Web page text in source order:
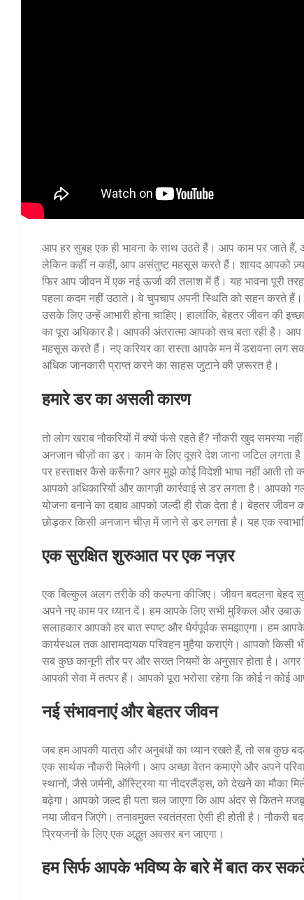
आप हर सुबह एक ही भावना के साथ उठते हैं। आप काम पर जाते
लेकिन कहीं न कहीं, आप असंतुष्ट महसूस करते हैं। शायद आपको
फिर आप जीवन में एक नई ऊर्जा की तलाश में हैं। यह भावना पूरी
पहला कदम नहीं उठाते। वे चुपचाप अपनी स्थिति को सहन करते
उसके लिए उन्हें आभारी होना चाहिए। हालांकि, बेहतर जीवन की
का पूरा अधिकार है। आपकी अंतरात्मा आपको सच बता रही है।
महसूस करते हैं। नए करियर का रास्ता आपके मन में डरावना लग
अधिक जानकारी प्राप्त करने का साहस जुटाने की ज़रूरत है।
हमारे डर का असली कारण
तो लोग खराब नौकरियों में क्यों फंसे रहते हैं? नौकरी खुद समस्या
अनजान चीज़ों का डर। काम के लिए दूसरे देश जाना जटिल लगता
पर हस्ताक्षर कैसे करूँगा? अगर मुझे कोई विदेशी भाषा नहीं आती तो
आपको अधिकारियों और कागज़ी कार्रवाई से डर लगता है। आपको
योजना बनाने का दबाव आपको जल्दी ही रोक देता है। बेहतर
छोड़कर किसी अनजान चीज़ में जाने से डर लगता है। यह एक
एक सुरक्षित शुरुआत पर एक नज़र
एक बिल्कुल अलग तरीके की कल्पना कीजिए। जीवन बदलना बेहद
अपने नए काम पर ध्यान दें। हम आपके लिए सभी मुश्किल और
सलाहकार आपको हर बात स्पष्ट और धैर्यपूर्वक समझाएगा। हम
कार्यस्थल तक आरामदायक परिवहन मुहैया कराएंगे। आपको
सब कुछ कानूनी तौर पर और सख्त नियमों के अनुसार होता है।
आपकी सेवा में तत्पर हैं। आपको पूरा भरोसा रहेगा कि कोई न कोई
नई संभावनाएं और बेहतर जीवन
जब हम आपकी यात्रा और अनुबंधों का ध्यान रखते हैं, तो सब कुछ
एक सार्थक नौकरी मिलेगी। आप अच्छा वेतन कमाएंगे और अपने
स्थानों, जैसे जर्मनी, ऑस्ट्रिया या नीदरलैंड्स, को देखने का मौका
बढ़ेगा। आपको जल्द ही पता चल जाएगा कि आप अंदर से कितने
नया जीवन जिएंगे। तनावमुक्त स्वतंत्रता ऐसी ही होती है।
प्रियजनों के लिए एक अद्भुत अवसर बन जाएगा।
हम सिर्फ आपके भविष्य के बारे में बात कर